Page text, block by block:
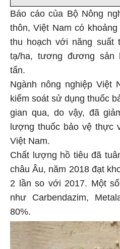
Báo cáo của Bộ Nông
thôn, Việt Nam có
thu hoạch với năng suất
tạ/ha, tương đương sản
tấn.
Ngành nông nghiệp Việt
kiểm soát sử dụng thuốc
gian qua, do vậy, đã
lượng thuốc bảo vệ thực
Việt Nam.
Chất lượng hồ tiêu đã
châu Âu, năm 2018 đạt
2 lần so với 2017. Một
như Carbendazim,
80%.